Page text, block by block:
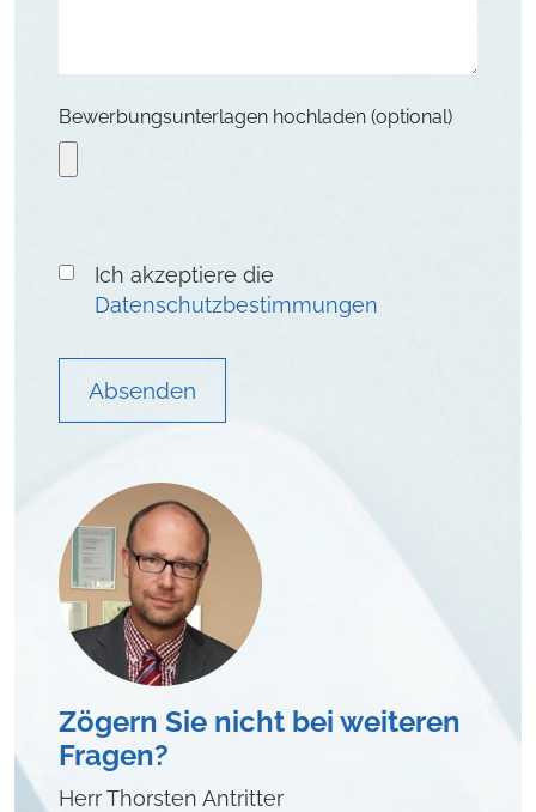
Bewerbungsunterlagen hochladen (optional)
Ich akzeptiere die
Datenschutzbestimmungen
Absenden
Zögern Sie nicht bei weiteren
Fragen?
Herr Thorsten Antritter